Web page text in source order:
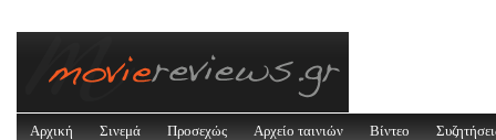
Αρχική Σινεμά Προσεχώς Αρχείο ταινιών Βίντεο